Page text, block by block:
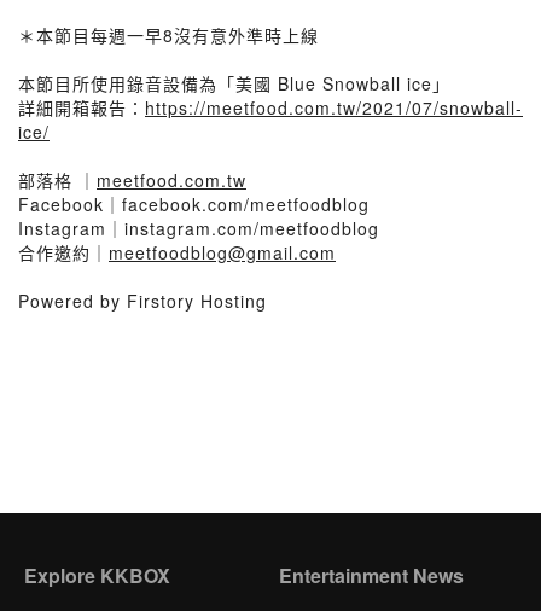
＊本節目每週一早8沒有意外準時上線
本節目所使用錄音設備為「美國 Blue Snowball ice」
詳細開箱報告： https://meetfood.com.tw/2021/07/snowball-
ice/
部落格 ｜ meetfood.com.tw
Facebook｜facebook.com/meetfoodblog
Instagram｜instagram.com/meetfoodblog
合作邀約｜ meetfoodblog@gmail.com
Powered by Firstory Hosting
Explore KKBOX Entertainment News